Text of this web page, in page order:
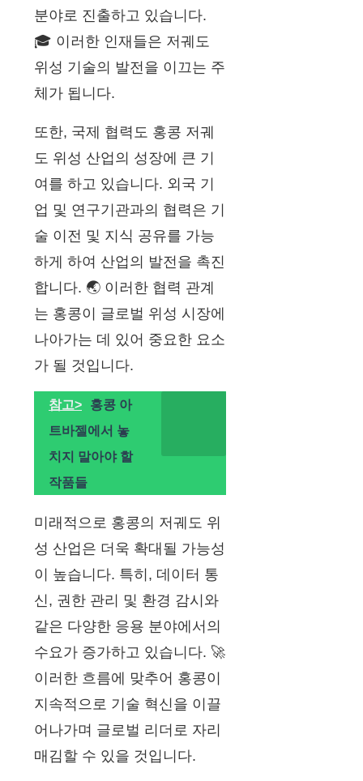
분야로 진출하고 있습니다.
🎓 이러한 인재들은 저궤도
위성 기술의 발전을 이끄는 주
체가 됩니다.
또한, 국제 협력도 홍콩 저궤
도 위성 산업의 성장에 큰 기
여를 하고 있습니다. 외국 기
업 및 연구기관과의 협력은 기
술 이전 및 지식 공유를 가능
하게 하여 산업의 발전을 촉진
합니다. 🌏 이러한 협력 관계
는 홍콩이 글로벌 위성 시장에
나아가는 데 있어 중요한 요소
가 될 것입니다.
참고>
홍콩 아
트바젤에서 놓
치지 말아야 할
작품들
미래적으로 홍콩의 저궤도 위
성 산업은 더욱 확대될 가능성
이 높습니다. 특히, 데이터 통
신, 권한 관리 및 환경 감시와
같은 다양한 응용 분야에서의
수요가 증가하고 있습니다. 🚀
이러한 흐름에 맞추어 홍콩이
지속적으로 기술 혁신을 이끌
어나가며 글로벌 리더로 자리
매김할 수 있을 것입니다.